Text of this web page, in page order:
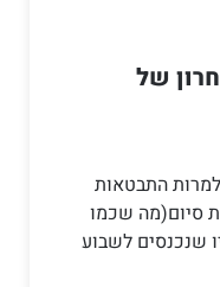
של
למה למרות התבטאות
סיום(מה שכמו
שנכנסים לשבוע